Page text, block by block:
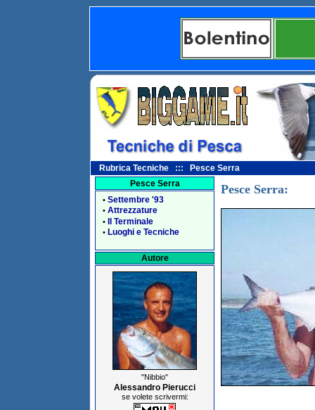
Rubrica Tecniche ::: Pesce Serra
Pesce Serra
• Settembre '93
• Attrezzature
• Il Terminale
• Luoghi e Tecniche
Autore
"Nibbio"
Alessandro Pierucci
se volete scrivermi:
Pesce Serra: